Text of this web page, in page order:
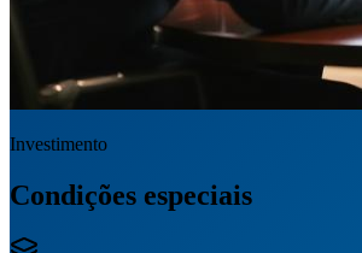
Investimento
Condições especiais